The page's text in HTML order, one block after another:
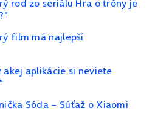
rod zo seriálu Hra o tróny je
film má najlepší
aplikácie si neviete
Sóda – Súťaž o Xiaomi